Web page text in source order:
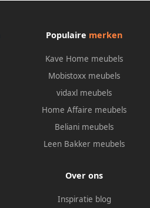
Populaire merken
Kave Home meubels
Mobistoxx meubels
vidaxl meubels
Home Affaire meubels
Beliani meubels
Leen Bakker meubels
Over ons
Inspiratie blog